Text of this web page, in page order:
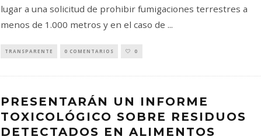
lugar a una solicitud de prohibir fumigaciones terrestres a
menos de 1.000 metros y en el caso de ...
TRANSPARENTE 0 COMENTARIOS 0
PRESENTARÁN UN INFORME
TOXICOLÓGICO SOBRE RESIDUOS
DETECTADOS EN ALIMENTOS